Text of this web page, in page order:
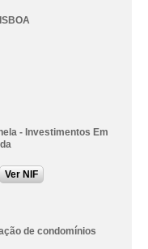
- Investimentos Em
Ver NIF
de condomínios